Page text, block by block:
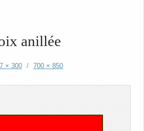
anillée
× 300 / 700 × 850